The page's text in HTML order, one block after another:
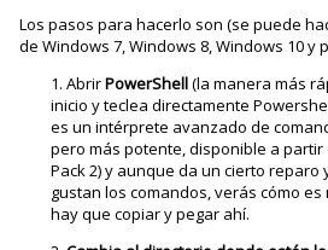
Los pasos para hacerlo son (se puede
de Windows 7, Windows 8, Windows 10 y
AbrirPowerShell(la manera más
inicio y teclea directamente
es un intérprete avanzado de
pero más potente, disponible a partir
Pack 2) y aunque da un cierto reparo
gustan los comandos, verás cómo es
hay que copiar y pegar ahí.